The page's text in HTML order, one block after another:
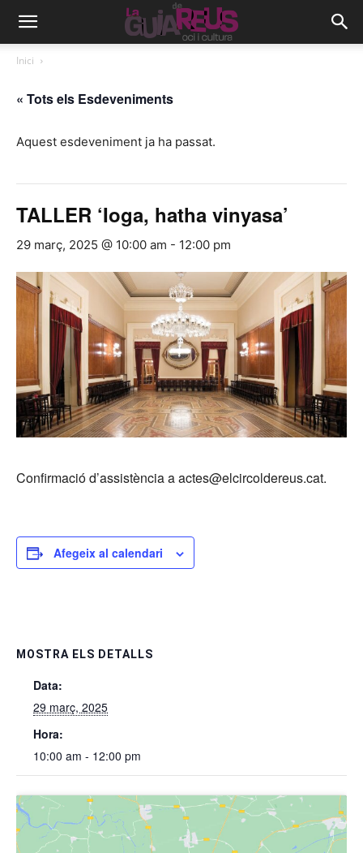
Inici
« Tots els Esdeveniments
Aquest esdeveniment ja ha passat.
TALLER ‘Ioga, hatha vinyasa’
29 març, 2025 @ 10:00 am - 12:00 pm
Confirmació d’assistència a actes@elcircoldereus.cat.
Afegeix al calendari
MOSTRA ELS DETALLS
Data:
29 març, 2025
Hora:
10:00 am - 12:00 pm